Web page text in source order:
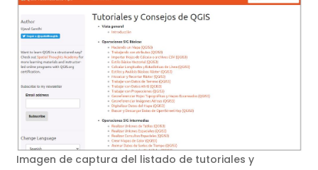
Imagen de captura del listado de tutoriales y